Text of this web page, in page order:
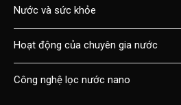
Nước và sức khỏe
Hoạt động của chuyên gia nước
Công nghệ lọc nước nano